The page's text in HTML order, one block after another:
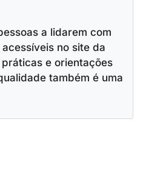
a lidarem com
no site da
práticas e orientações
também é uma